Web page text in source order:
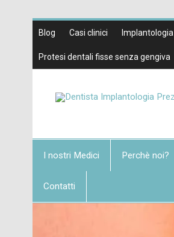
Blog Casi clinici Implantologia
Protesi dentali fisse senza gengiva
I nostri Medici Perchè noi?
Contatti